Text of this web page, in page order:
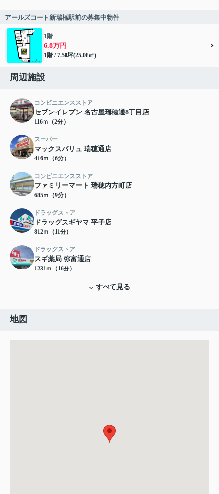
アールズコート新瑞橋駅前の募集中物件
1階
6.8万円
1階 / 7.58坪(25.08㎡)
周辺施設
コンビニエンスストア
セブンイレブン 名古屋瑞穂通8丁目店
116ｍ（2分）
スーパー
マックスバリュ 瑞穂通店
416ｍ（6分）
コンビニエンスストア
ファミリーマート 瑞穂内方町店
685ｍ（9分）
ドラッグストア
ドラッグスギヤマ 平子店
812ｍ（11分）
ドラッグストア
スギ薬局 弥富通店
1234ｍ（16分）
すべて見る
地図